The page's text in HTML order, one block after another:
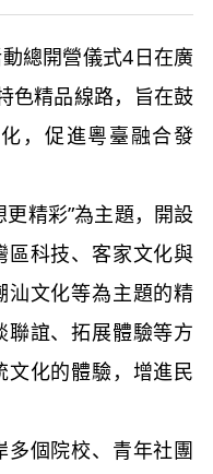
總開營儀式4日在廣
色精品線路，旨在鼓
，促進粵臺融合發
精彩”為主題，開設
區科技、客家文化與
汕文化等為主題的精
聯誼、拓展體驗等方
文化的體驗，增進民
個院校、青年社團